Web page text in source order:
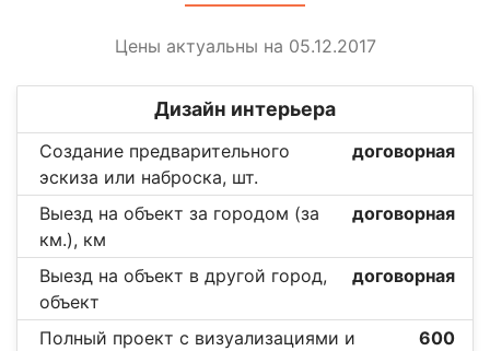
Цены актуальны на 05.12.2017
Дизайн интерьера
Создание предварительного
эскиза или наброска, шт.
договорная
Выезд на объект за городом (за
км.), км
договорная
Выезд на объект в другой город,
объект
договорная
Полный проект с визуализациями и
600